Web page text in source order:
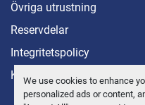
We use cookies to enhance
personalized ads or content,
Övriga utrustning
Reservdelar
Integritetspolicy
Kontakt